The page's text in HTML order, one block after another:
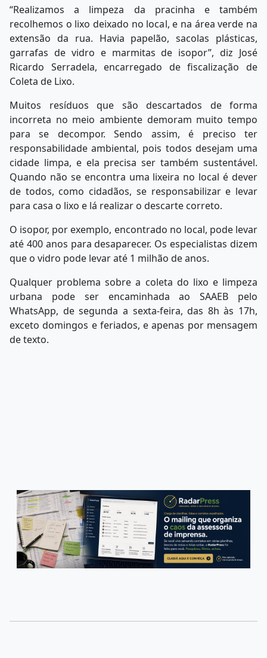
“Realizamos a limpeza da pracinha e também
recolhemos o lixo deixado no local, e na área verde na
extensão da rua. Havia papelão, sacolas plásticas,
garrafas de vidro e marmitas de isopor”, diz José
Ricardo Serradela, encarregado de fiscalização de
Coleta de Lixo.
Muitos resíduos que são descartados de forma
incorreta no meio ambiente demoram muito tempo
para se decompor. Sendo assim, é preciso ter
responsabilidade ambiental, pois todos desejam uma
cidade limpa, e ela precisa ser também sustentável.
Quando não se encontra uma lixeira no local é dever
de todos, como cidadãos, se responsabilizar e levar
para casa o lixo e lá realizar o descarte correto.
O isopor, por exemplo, encontrado no local, pode levar
até 400 anos para desaparecer. Os especialistas dizem
que o vidro pode levar até 1 milhão de anos.
Qualquer problema sobre a coleta do lixo e limpeza
urbana pode ser encaminhada ao SAAEB pelo
WhatsApp, de segunda a sexta-feira, das 8h às 17h,
exceto domingos e feriados, e apenas por mensagem
de texto.